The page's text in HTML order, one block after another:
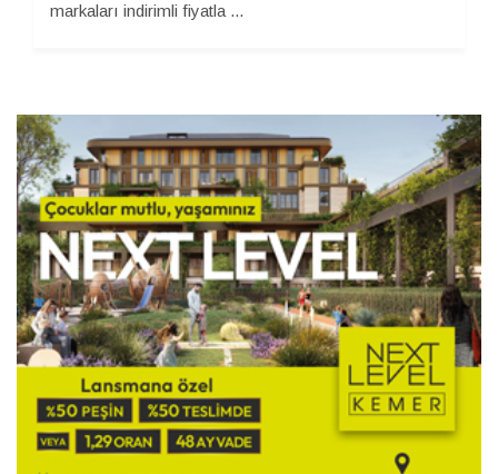
markaları indirimli fiyatla ...